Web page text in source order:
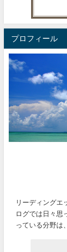
プロフィール
リーディングエ
ログでは日々思
っている分野は